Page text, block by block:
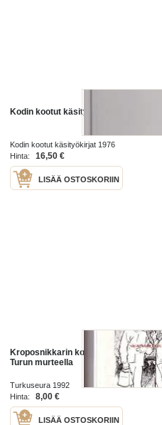
Kodin kootut käsityömallit 1
Kodin kootut käsityökirjat 1976
Hinta:
16,50 €
LISÄÄ OSTOSKORIIN
Kroposnikkarin kootut - Tarinaa
Turun murteella
Turkuseura 1992
Hinta:
8,00 €
LISÄÄ OSTOSKORIIN